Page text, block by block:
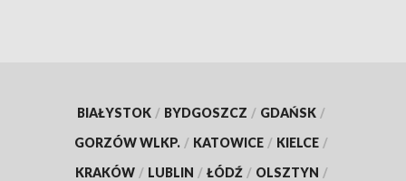
BIAŁYSTOK / BYDGOSZCZ / GDAŃSK /
GORZÓW WLKP. / KATOWICE / KIELCE /
KRAKÓW / LUBLIN / ŁÓDŹ / OLSZTYN /